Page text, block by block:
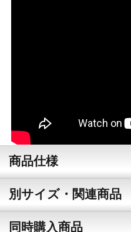
商品仕様
別サイズ・関連商品
同時購入商品